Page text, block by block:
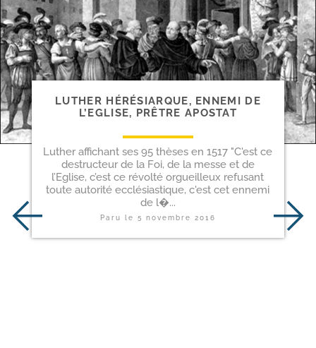
LUTHER HÉRÉSIARQUE, ENNEMI DE
L’EGLISE, PRÊTRE APOSTAT
Luther affichant ses 95 thèses en 1517 "C'est ce
destructeur de la Foi, de la messe et de
l’Eglise, c’est ce révolté orgueilleux refusant
toute autorité ecclésiastique, c'est cet ennemi
de l�...
Paru le 5 novembre 2016